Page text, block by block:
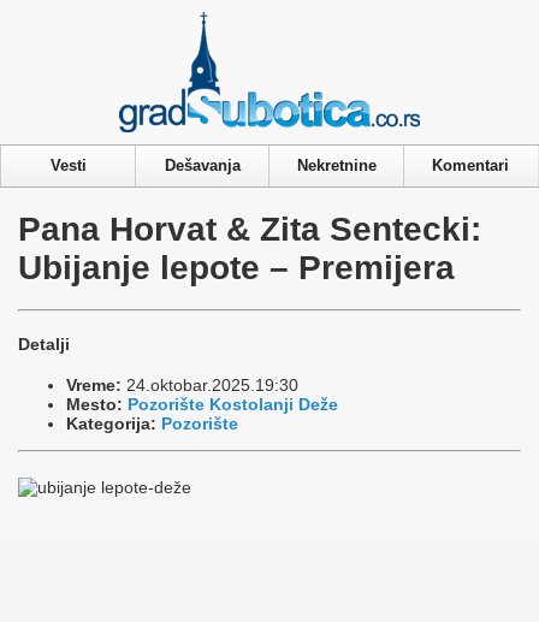
Vesti Dešavanja Nekretnine Komentari
Pana Horvat & Zita Sentecki:
Ubijanje lepote – Premijera
Detalji
Vreme: 24.oktobar.2025.19:30
Mesto: Pozorište Kostolanji Deže
Kategorija: Pozorište
Privacy & Cookies Policy